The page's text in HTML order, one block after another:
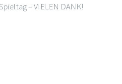
– VIELEN DANK!